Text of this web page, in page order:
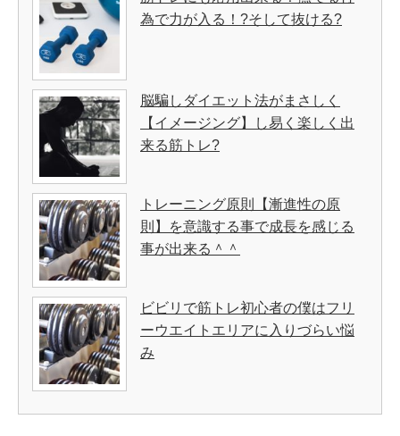
為で力が入る！?そして抜ける?
脳騙しダイエット法がまさしく
【イメージング】し易く楽しく出
来る筋トレ?
トレーニング原則【漸進性の原
則】を意識する事で成長を感じる
事が出来る＾＾
ビビリで筋トレ初心者の僕はフリ
ーウエイトエリアに入りづらい悩
み